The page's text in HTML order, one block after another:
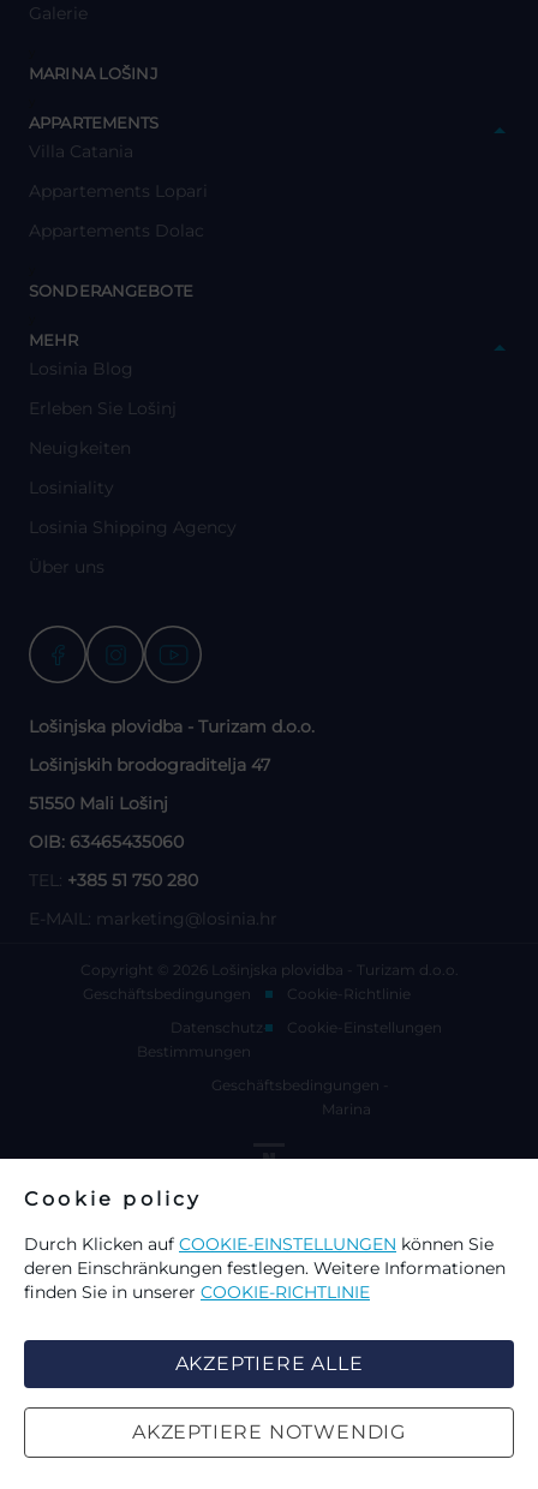
Galerie
MARINA LOŠINJ
APPARTEMENTS
Villa Catania
Appartements Lopari
Appartements Dolac
SONDERANGEBOTE
MEHR
Losinia Blog
Erleben Sie Lošinj
Neuigkeiten
Losiniality
Losinia Shipping Agency
Über uns
Lošinjska plovidba - Turizam d.o.o.
Lošinjskih brodograditelja 47
51550 Mali Lošinj
OIB: 63465435060
TEL: +385 51 750 280
E-MAIL: marketing@losinia.hr
Copyright © 2026 Lošinjska plovidba - Turizam d.o.o.
Geschäftsbedingungen
Cookie-Richtlinie
Datenschutz-
Bestimmungen
Cookie-Einstellungen
Geschäftsbedingungen -
Marina
Cookie policy
Durch Klicken auf COOKIE-EINSTELLUNGEN können Sie
deren Einschränkungen festlegen. Weitere Informationen
finden Sie in unserer COOKIE-RICHTLINIE
WÄHLEN SIE COOKIES AUF DER
SEITE AUS
AKZEPTIERE ALLE
AKZEPTIERE NOTWENDIG